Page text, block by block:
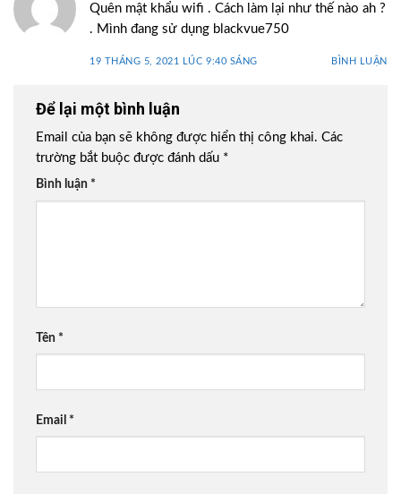
Quên mật khẩu wifi . Cách làm lại như thế nào ah ?
. Mình đang sử dụng blackvue750
19 THÁNG 5, 2021 LÚC 9:40 SÁNG BÌNH LUẬN
Để lại một bình luận
Email của bạn sẽ không được hiển thị công khai. Các
trường bắt buộc được đánh dấu *
Bình luận *
Tên *
Email *